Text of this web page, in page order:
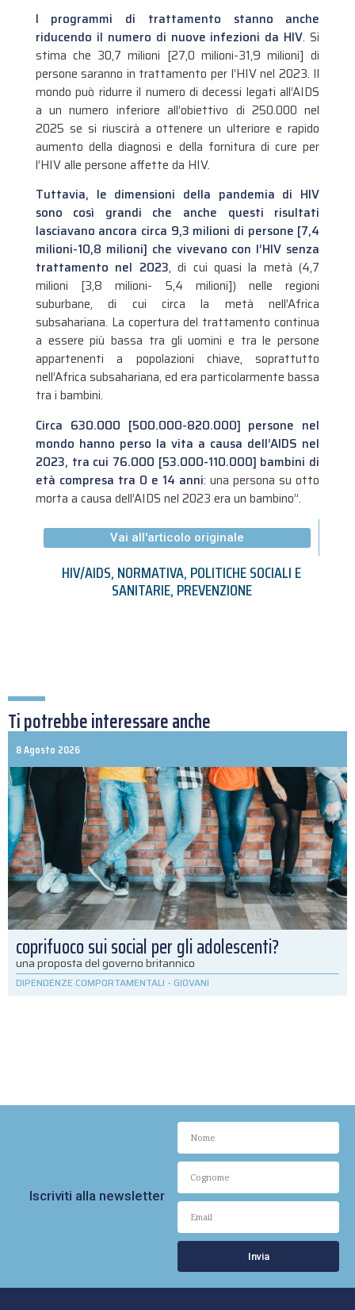
I programmi di trattamento stanno anche
riducendo il numero di nuove infezioni da HIV. Si
stima che 30,7 milioni [27,0 milioni-31,9 milioni] di
persone saranno in trattamento per l’HIV nel 2023. Il
mondo può ridurre il numero di decessi legati all’AIDS
a un numero inferiore all’obiettivo di 250.000 nel
2025 se si riuscirà a ottenere un ulteriore e rapido
aumento della diagnosi e della fornitura di cure per
l’HIV alle persone affette da HIV.
Tuttavia, le dimensioni della pandemia di HIV
sono così grandi che anche questi risultati
lasciavano ancora circa 9,3 milioni di persone [7,4
milioni-10,8 milioni] che vivevano con l’HIV senza
trattamento nel 2023, di cui quasi la metà (4,7
milioni [3,8 milioni- 5,4 milioni]) nelle regioni
suburbane, di cui circa la metà nell’Africa
subsahariana. La copertura del trattamento continua
a essere più bassa tra gli uomini e tra le persone
appartenenti a popolazioni chiave, soprattutto
nell’Africa subsahariana, ed era particolarmente bassa
tra i bambini.
Circa 630.000 [500.000-820.000] persone nel
mondo hanno perso la vita a causa dell’AIDS nel
2023, tra cui 76.000 [53.000-110.000] bambini di
età compresa tra 0 e 14 anni: una persona su otto
morta a causa dell’AIDS nel 2023 era un bambino”.
Vai all'articolo originale
HIV/AIDS,NORMATIVA,POLITICHE SOCIALI E
SANITARIE,PREVENZIONE
Ti potrebbe interessare anche
8 Agosto 2026
coprifuoco sui social per gli adolescenti?
una proposta del governo britannico
DIPENDENZE COMPORTAMENTALI - GIOVANI
Iscriviti alla newsletter
Invia